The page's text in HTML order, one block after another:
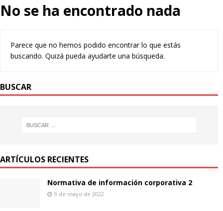
No se ha encontrado nada
Parece que no hemos podido encontrar lo que estás
buscando. Quizá pueda ayudarte una búsqueda.
BUSCAR
ARTÍCULOS RECIENTES
Normativa de información corporativa 2
9 de mayo de 2022